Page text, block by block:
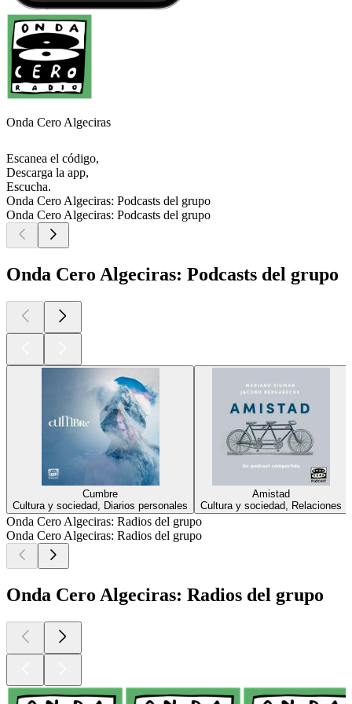
Onda Cero Algeciras
Escanea el código,
Descarga la app,
Escucha.
Onda Cero Algeciras: Podcasts del grupo
Onda Cero Algeciras: Podcasts del grupo
Onda Cero Algeciras: Podcasts del grupo
Cumbre
Cultura y sociedad, Diarios personales
Amistad
Cultura y sociedad, Relaciones
Onda Cero Algeciras: Radios del grupo
Onda Cero Algeciras: Radios del grupo
Onda Cero Algeciras: Radios del grupo